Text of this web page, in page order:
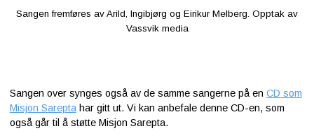
Sangen fremføres av Arild, Ingibjørg og Eirikur Melberg. Opptak av
Vassvik media
Sangen over synges også av de samme sangerne på en CD som
Misjon Sareptahar gitt ut. Vi kan anbefale denne CD-en, som
også går til å støtte Misjon Sarepta.